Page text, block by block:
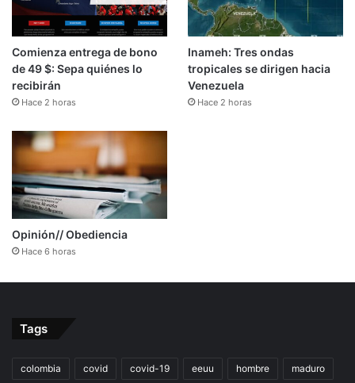
Comienza entrega de bono
de 49 $: Sepa quiénes lo
recibirán
Hace 2 horas
Inameh: Tres ondas
tropicales se dirigen hacia
Venezuela
Hace 2 horas
Opinión// Obediencia
Hace 6 horas
Tags
colombia covid covid-19 eeuu hombre maduro